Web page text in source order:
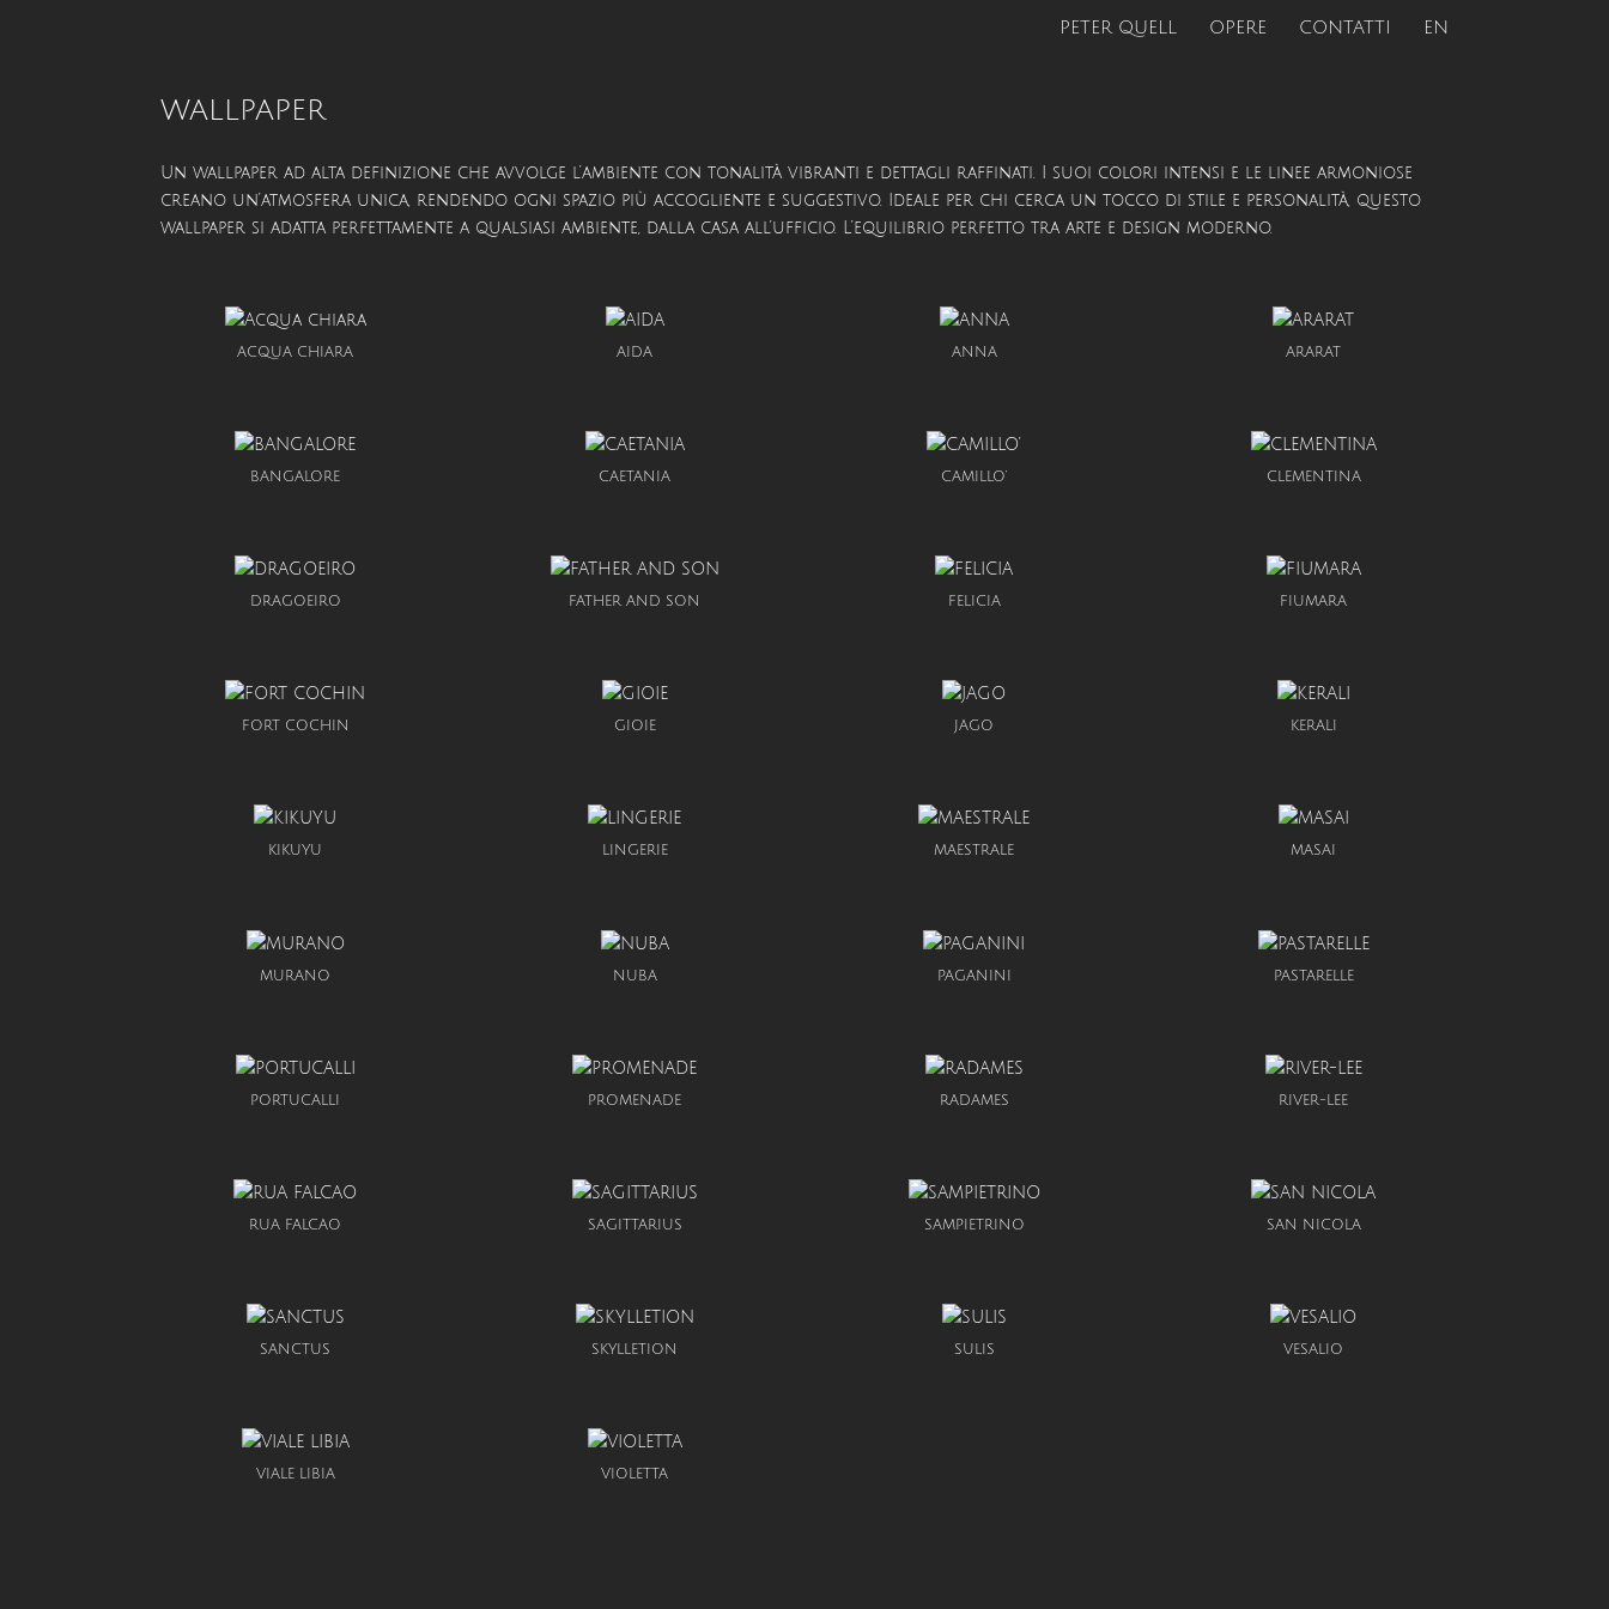
PETER QUELL OPERE CONTATTI EN
WALLPAPER
Un wallpaper ad alta definizione che avvolge l’ambiente con tonalità vibranti e dettagli raffinati. I suoi colori intensi e le linee armoniose
creano un’atmosfera unica, rendendo ogni spazio più accogliente e suggestivo. Ideale per chi cerca un tocco di stile e personalità, questo
wallpaper si adatta perfettamente a qualsiasi ambiente, dalla casa all’ufficio. L’equilibrio perfetto tra arte e design moderno.
ACQUA CHIARA AIDA ANNA ARARAT
BANGALORE CAETANIA CAMILLO’ CLEMENTINA
DRAGOEIRO FATHER AND SON FELICIA FIUMARA
FORT COCHIN GIOIE JAGO KERALI
KIKUYU LINGERIE MAESTRALE MASAI
MURANO NUBA PAGANINI PASTARELLE
PORTUCALLI PROMENADE RADAMES RIVER-LEE
RUA FALCAO SAGITTARIUS SAMPIETRINO SAN NICOLA
SANCTUS SKYLLETION SULIS VESALIO
VIALE LIBIA VIOLETTA